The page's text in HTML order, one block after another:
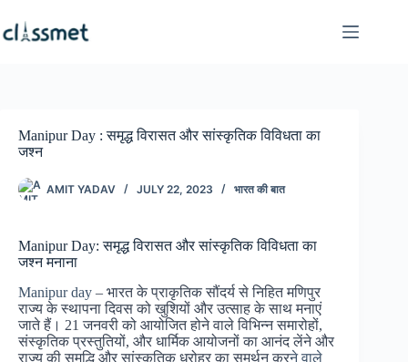
content
Manipur Day : समृद्ध विरासत और सांस्कृतिक विविधता का
जश्न
AMIT YADAV JULY 22, 2023 भारत की बात
Manipur Day: समृद्ध विरासत और सांस्कृतिक विविधता का
जश्न मनाना
Manipur day – भारत के प्राकृतिक सौंदर्य से निहित मणिपुर
राज्य के स्थापना दिवस को खुशियों और उत्साह के साथ मनाएं
जाते हैं। 21 जनवरी को आयोजित होने वाले विभिन्न समारोहों,
संस्कृतिक प्रस्तुतियों, और धार्मिक आयोजनों का आनंद लेंने और
राज्य की समृद्धि और सांस्कृतिक धरोहर का समर्थन करने वाले